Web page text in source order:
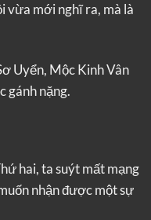
vừa mới nghĩ ra, mà là
Uyển, Mộc Kinh Vân
gánh nặng.
hai, ta suýt mất mạng
nhận được một sự